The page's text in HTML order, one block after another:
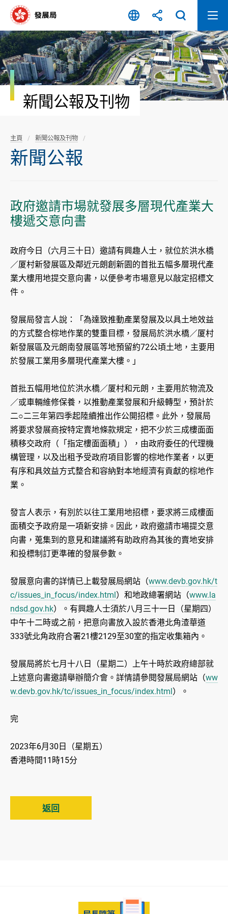
容
開
始
新聞公報及刊物
主頁 新聞公報及刊物
新聞公報
政府邀請市場就發展多層現代產業大
樓遞交意向書
​政府今日（六月三十日）邀請有興趣人士，就位於洪水橋
／厦村新發展區及鄰近元朗創新園的首批五幅多層現代產
業大樓用地提交意向書，以便參考市場意見以敲定招標文
件。
發展局發言人說：「為達致推動產業發展及以具土地效益
的方式整合棕地作業的雙重目標，發展局於洪水橋／厦村
新發展區及元朗南發展區等地預留約72公頃土地，主要用
於發展工業用多層現代產業大樓。」
首批五幅用地位於洪水橋／厦村和元朗，主要用於物流及
／或車輛維修保養，以推動產業發展和升級轉型，預計於
二○二三年第四季起陸續推出作公開招標。此外，發展局
將要求發展商按特定賣地條款規定，把不少於三成樓面面
積移交政府（「指定樓面面積」），由政府委任的代理機
構管理，以及出租予受政府項目影響的棕地作業者，以更
有序和具效益方式整合和容納對本地經濟有貢獻的棕地作
業。
發言人表示，有別於以往工業用地招標，要求將三成樓面
面積交予政府是一項新安排。因此，政府邀請市場提交意
向書，蒐集到的意見和建議將有助政府為其後的賣地安排
和投標制訂更準確的發展參數。
發展意向書的詳情已上載發展局網站（www.devb.gov.hk/t
c/issues_in_focus/index.html）和地政總署網站（www.la
ndsd.gov.hk）。有興趣人士須於八月三十一日（星期四）
中午十二時或之前，把意向書放入設於香港北角渣華道
333號北角政府合署21樓2129至30室的指定收集箱內。
發展局將於七月十八日（星期二）上午十時於政府總部就
上述意向書邀請舉辦簡介會。詳情請參閱發展局網站（ww
w.devb.gov.hk/tc/issues_in_focus/index.html）。
完
2023年6月30日（星期五）
香港時間11時15分
返回